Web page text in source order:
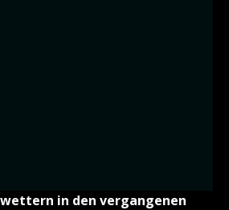
in den vergangenen